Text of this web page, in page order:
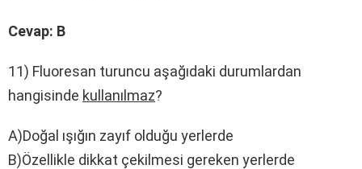
Cevap: B
11) Fluoresan turuncu aşağıdaki durumlardan
hangisinde kullanılmaz?
A)Doğal ışığın zayıf olduğu yerlerde
B)Özellikle dikkat çekilmesi gereken yerlerde